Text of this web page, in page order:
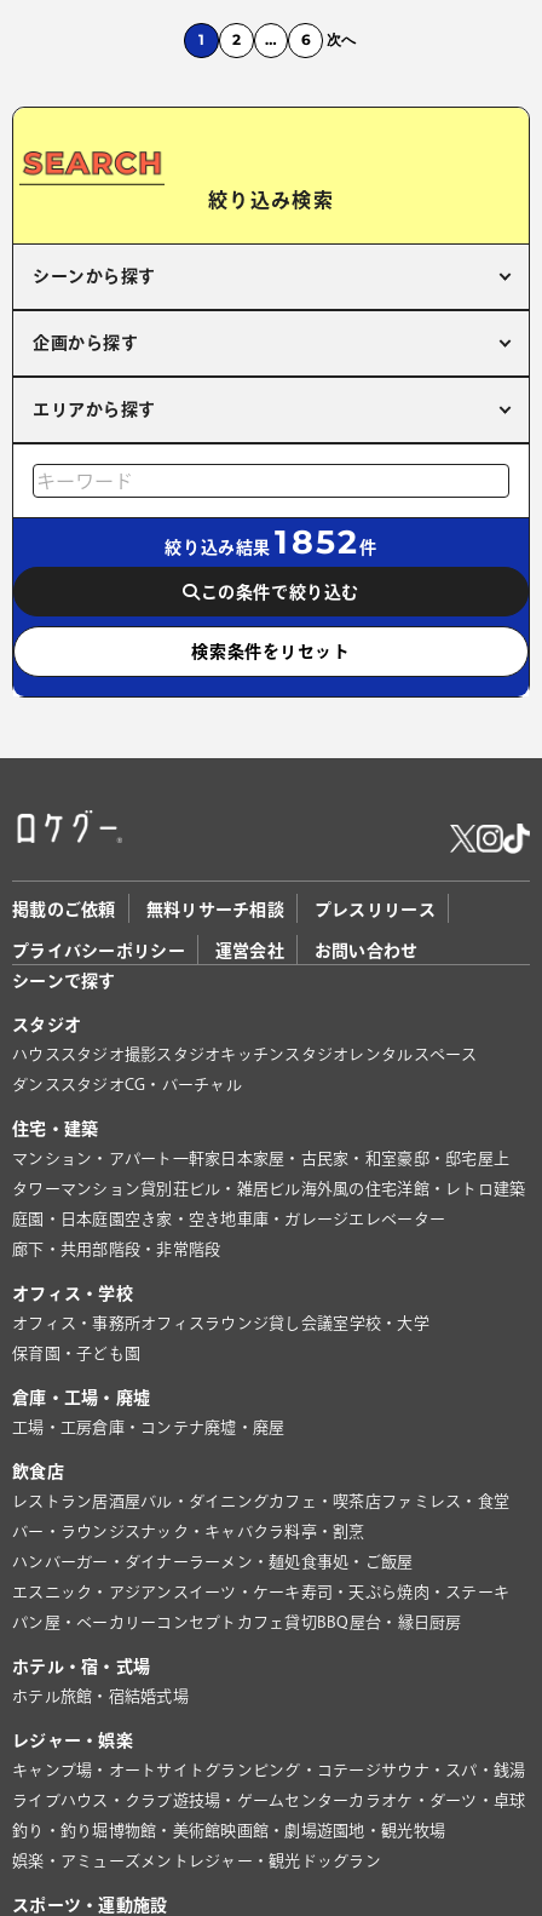
1 2 … 6 次へ
絞り込み検索
シーンから探す
企画から探す
エリアから探す
絞り込み結果 1852件
この条件で絞り込む
検索条件をリセット
掲載のご依頼 無料リサーチ相談 プレスリリース
プライバシーポリシー 運営会社
お問い合わせ
シーンで探す
スタジオ
ハウススタジオ撮影スタジオキッチンスタジオ レンタルスペース
ダンススタジオCG・バーチャル
住宅・建築
マンション・アパート 一軒家 日本家屋・古民家・和室豪邸・邸宅屋上
タワーマンション貸別荘ビル・雑居ビル海外風の住宅洋館・レトロ建築
庭園・日本庭園 空き家・空き地 車庫・ガレージ エレベーター
廊下・共用部 階段・非常階段
オフィス・学校
オフィス・事務所オフィスラウンジ貸し会議室学校・大学
保育園・子ども園
倉庫・工場・廃墟
工場・工房倉庫・コンテナ廃墟・廃屋
飲食店
レストラン居酒屋バル・ダイニングカフェ・喫茶店ファミレス・食堂
バー・ラウンジ スナック・キャバクラ料亭・割烹
ハンバーガー・ダイナーラーメン・麺処食事処・ご飯屋
エスニック・アジアン スイーツ・ケーキ寿司・天ぷら焼肉・ステーキ
パン屋・ベーカリー コンセプトカフェ貸切BBQ 屋台・縁日 厨房
ホテル・宿・式場
ホテル旅館・宿結婚式場
レジャー・娯楽
キャンプ場・オートサイト グランピング・コテージサウナ・スパ・銭湯
ライブハウス・クラブ遊技場・ゲームセンターカラオケ・ダーツ・卓球
釣り・釣り堀博物館・美術館映画館・劇場遊園地・観光牧場
娯楽・アミューズメント レジャー・観光 ドッグラン
スポーツ・運動施設